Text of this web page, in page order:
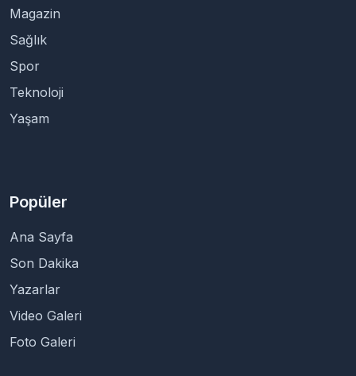
Magazin
Sağlık
Spor
Teknoloji
Yaşam
Popüler
Ana Sayfa
Son Dakika
Yazarlar
Video Galeri
Foto Galeri